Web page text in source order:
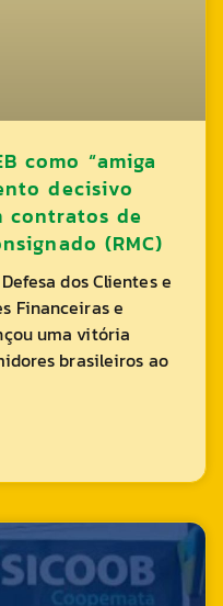
como “amiga
decisivo
contratos de
(RMC)
dos Clientes e
Financeiras e
uma vitória
brasileiros ao